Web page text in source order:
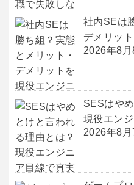
社内SEは
デメリッ
2026年8月
SESはや
現役エン
2026年8月